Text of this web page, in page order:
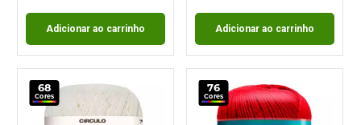
Adicionar ao carrinho Adicionar ao carrinho
68
Cores
76
Cores